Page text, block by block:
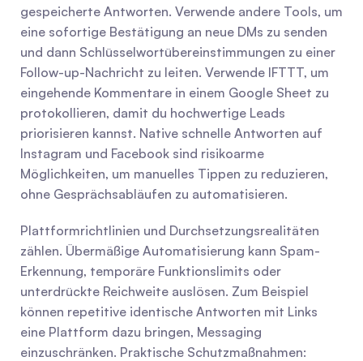
gespeicherte Antworten. Verwende andere Tools, um
eine sofortige Bestätigung an neue DMs zu senden
und dann Schlüsselwortübereinstimmungen zu einer
Follow-up-Nachricht zu leiten. Verwende IFTTT, um
eingehende Kommentare in einem Google Sheet zu
protokollieren, damit du hochwertige Leads
priorisieren kannst. Native schnelle Antworten auf
Instagram und Facebook sind risikoarme
Möglichkeiten, um manuelles Tippen zu reduzieren,
ohne Gesprächsabläufen zu automatisieren.
Plattformrichtlinien und Durchsetzungsrealitäten
zählen. Übermäßige Automatisierung kann Spam-
Erkennung, temporäre Funktionslimits oder
unterdrückte Reichweite auslösen. Zum Beispiel
können repetitive identische Antworten mit Links
eine Plattform dazu bringen, Messaging
einzuschränken. Praktische Schutzmaßnahmen: